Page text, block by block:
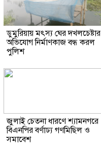
ডুমুরিয়ায় মৎস্য ঘের দখলচেষ্টার
অভিযোগ নির্মাণকাজ বন্ধ করল
পুলিশ
জুলাই চেতনা ধারণে শ্যামনগরে
বিএনপির বর্ণাঢ্য গণমিছিল ও
সমাবেশ